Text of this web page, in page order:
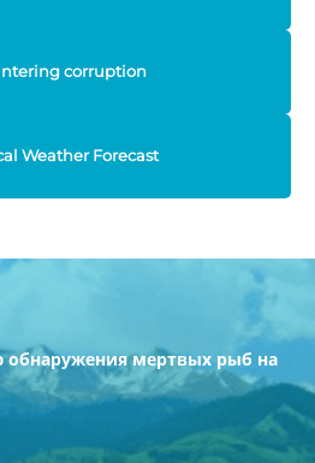
corruption
Weather Forecast
обнаружения мертвых рыб на